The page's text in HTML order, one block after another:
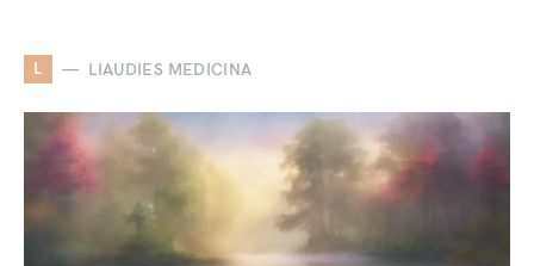
L LIAUDIES MEDICINA